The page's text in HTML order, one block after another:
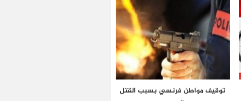
توقيف مواطن فرنسي بسبب القتل